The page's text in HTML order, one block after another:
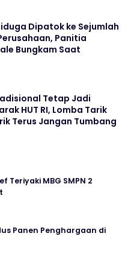
Dipatok ke Sejumlah
Panitia
Bungkam Saat
Tetap Jadi
HUT RI, Lomba Tarik
Terus Jangan Tumbang
Teriyaki MBG SMPN 2
Panen Penghargaan di